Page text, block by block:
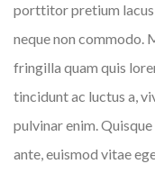
porttitor pretium lacus
neque non commodo.
fringilla quam quis
tincidunt ac luctus a,
pulvinar enim.
ante, euismod vitae